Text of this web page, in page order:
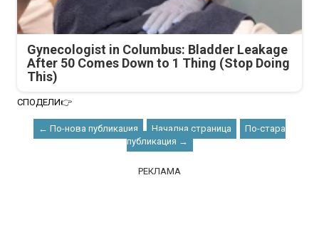
Gynecologist in Columbus: Bladder Leakage
After 50 Comes Down to 1 Thing (Stop Doing
This)
СПОДЕЛИ👉
← По-нова публикация Начална страница
По-стара
публикация →
РЕКЛАМА